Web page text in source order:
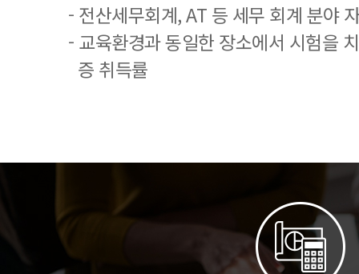
- 전산세무회계, AT 등 세무 회계 분야
- 교육환경과 동일한 장소에서 시험을
증 취득률